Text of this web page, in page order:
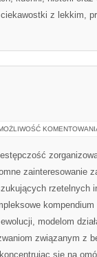
z lekkim,
zainteresowanie
rzetelnych
modelom
związanym z
się na